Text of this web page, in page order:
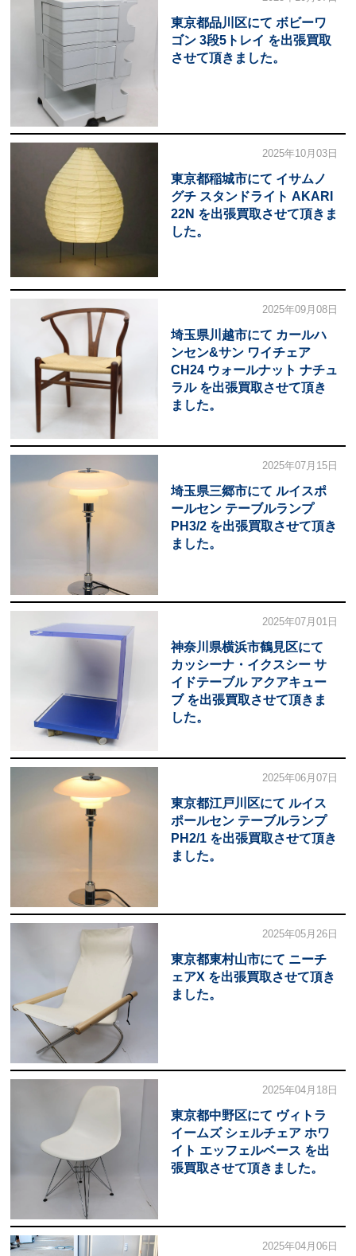
東京都品川区にて ボビーワ
ゴン 3段5トレイ を出張買取
させて頂きました。
2025年10月03日
東京都稲城市にて イサムノ
グチ スタンドライト AKARI
22N を出張買取させて頂きま
した。
2025年09月08日
埼玉県川越市にて カールハ
ンセン&サン ワイチェア
CH24 ウォールナット ナチュ
ラル を出張買取させて頂き
ました。
2025年07月15日
埼玉県三郷市にて ルイスポ
ールセン テーブルランプ
PH3/2 を出張買取させて頂き
ました。
2025年07月01日
神奈川県横浜市鶴見区にて
カッシーナ・イクスシー サ
イドテーブル アクアキュー
ブ を出張買取させて頂きま
した。
2025年06月07日
東京都江戸川区にて ルイス
ポールセン テーブルランプ
PH2/1 を出張買取させて頂き
ました。
2025年05月26日
東京都東村山市にて ニーチ
ェアX を出張買取させて頂き
ました。
2025年04月18日
東京都中野区にて ヴィトラ
イームズ シェルチェア ホワ
イト エッフェルベース を出
張買取させて頂きました。
2025年04月06日